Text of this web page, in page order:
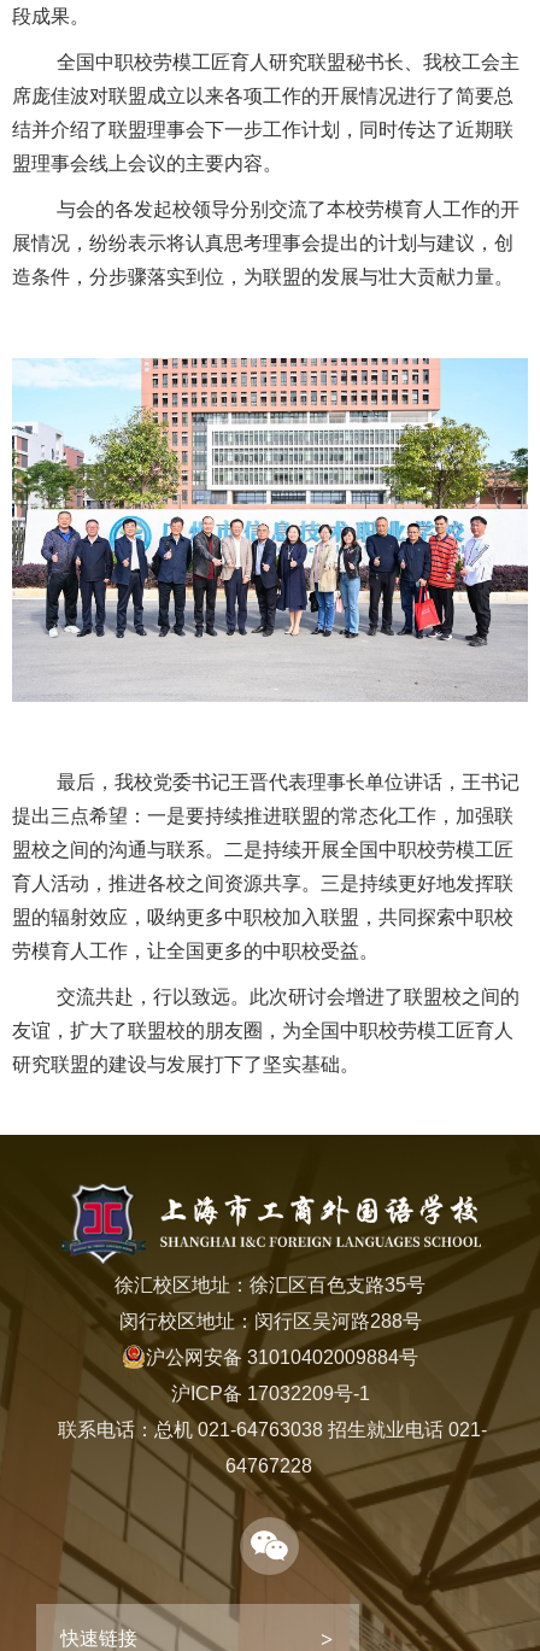
段成果。
全国中职校劳模工匠育人研究联盟秘书长、我校工会主
席庞佳波对联盟成立以来各项工作的开展情况进行了简要总
结并介绍了联盟理事会下一步工作计划，同时传达了近期联
盟理事会线上会议的主要内容。
与会的各发起校领导分别交流了本校劳模育人工作的开
展情况，纷纷表示将认真思考理事会提出的计划与建议，创
造条件，分步骤落实到位，为联盟的发展与壮大贡献力量。
最后，我校党委书记王晋代表理事长单位讲话，王书记
提出三点希望：一是要持续推进联盟的常态化工作，加强联
盟校之间的沟通与联系。二是持续开展全国中职校劳模工匠
育人活动，推进各校之间资源共享。三是持续更好地发挥联
盟的辐射效应，吸纳更多中职校加入联盟，共同探索中职校
劳模育人工作，让全国更多的中职校受益。
交流共赴，行以致远。此次研讨会增进了联盟校之间的
友谊，扩大了联盟校的朋友圈，为全国中职校劳模工匠育人
研究联盟的建设与发展打下了坚实基础。
徐汇校区地址：徐汇区百色支路35号
闵行校区地址：闵行区吴河路288号
沪公网安备 31010402009884号
沪ICP备 17032209号-1
联系电话：总机 021-64763038 招生就业电话 021-
64767228
快速链接